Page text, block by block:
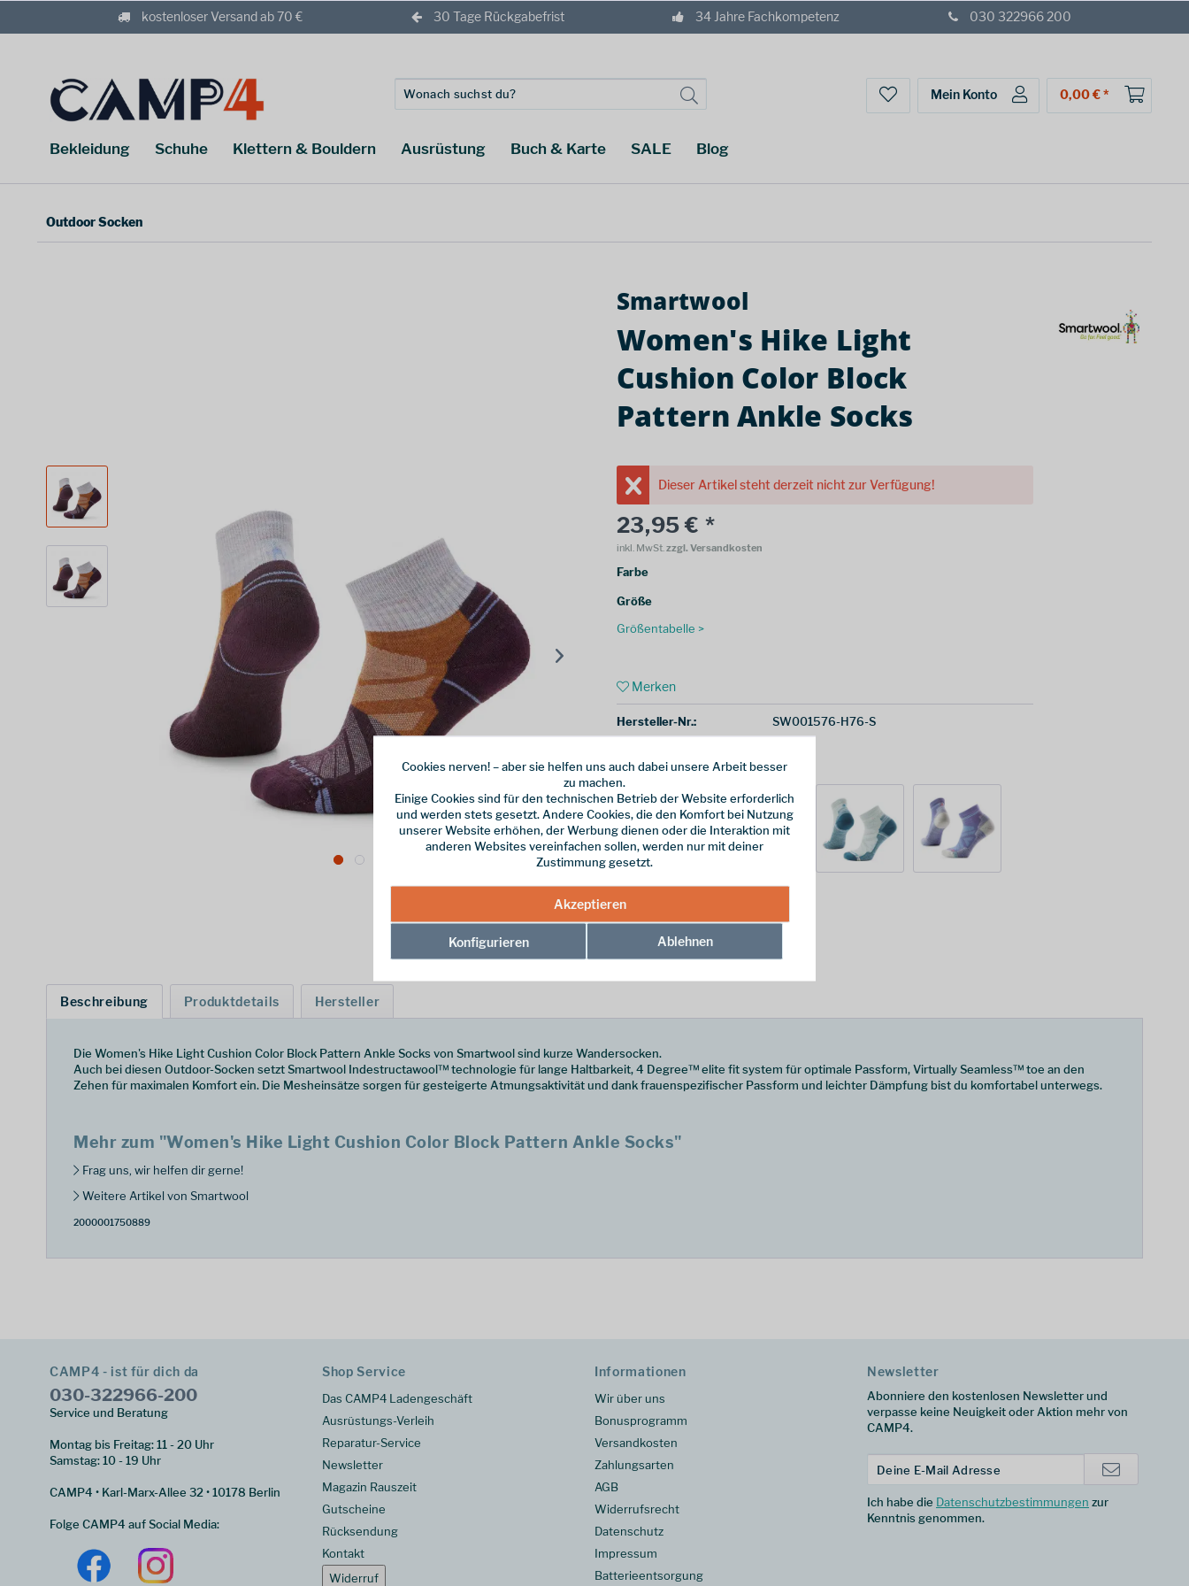
kostenloser Versand ab 70 € 30 Tage Rückgabefrist 34 Jahre Fachkompetenz 030 322966 200
Mein Konto 0,00 € *
Bekleidung Schuhe Klettern & Bouldern Ausrüstung Buch & Karte SALE Blog
Outdoor Socken
Smartwool
Women's Hike Light
Cushion Color Block
Pattern Ankle Socks
Dieser Artikel steht derzeit nicht zur Verfügung!
23,95 € *
inkl. MwSt.zzgl. Versandkosten
Farbe
Größe
Größentabelle >
Merken
Hersteller-Nr.: SW001576-H76-S
weitere Modelle:
Beschreibung Produktdetails Hersteller
Die Women's Hike Light Cushion Color Block Pattern Ankle Socks von Smartwool sind kurze Wandersocken.
Auch bei diesen Outdoor-Socken setzt Smartwool Indestructawool™ technologie für lange Haltbarkeit, 4 Degree™ elite fit system für optimale Passform, Virtually Seamless™ toe an den
Zehen für maximalen Komfort ein. Die Mesheinsätze sorgen für gesteigerte Atmungsaktivität und dank frauenspezifischer Passform und leichter Dämpfung bist du komfortabel unterwegs.
Mehr zum "Women's Hike Light Cushion Color Block Pattern Ankle Socks"
Frag uns, wir helfen dir gerne!
Weitere Artikel von Smartwool
2000001750889
CAMP4 - ist für dich da
030-322966-200
Service und Beratung
Montag bis Freitag: 11 - 20 Uhr
Samstag: 10 - 19 Uhr
CAMP4 • Karl-Marx-Allee 32 • 10178 Berlin
Folge CAMP4 auf Social Media:
Shop Service
Das CAMP4 Ladengeschäft
Ausrüstungs-Verleih
Reparatur-Service
Newsletter
Magazin Rauszeit
Gutscheine
Rücksendung
Kontakt
Widerruf
Informationen
Wir über uns
Bonusprogramm
Versandkosten
Zahlungsarten
AGB
Widerrufsrecht
Datenschutz
Impressum
Batterieentsorgung
Newsletter
Abonniere den kostenlosen Newsletter und
verpasse keine Neuigkeit oder Aktion mehr von
CAMP4.
Ich habe die Datenschutzbestimmungen zur
Kenntnis genommen.
Cookies nerven! – aber sie helfen uns auch dabei unsere Arbeit besser
zu machen.
Einige Cookies sind für den technischen Betrieb der Website erforderlich
und werden stets gesetzt. Andere Cookies, die den Komfort bei Nutzung
unserer Website erhöhen, der Werbung dienen oder die Interaktion mit
anderen Websites vereinfachen sollen, werden nur mit deiner
Zustimmung gesetzt.
Akzeptieren
Konfigurieren Ablehnen